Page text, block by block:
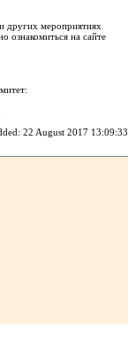
других мероприятиях
ознакомиться на сайте
22 August 2017 13:09:33